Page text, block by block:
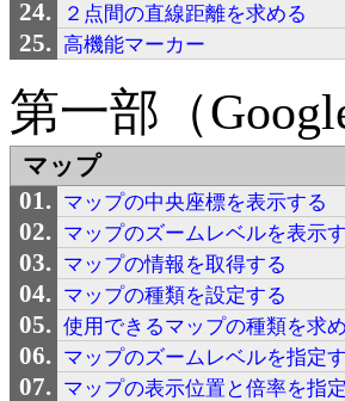
２点間の直線距離を求める
高機能マーカー
第一部（
マップ
マップの中央座標を表示する
マップのズームレベルを表示
マップの情報を取得する
マップの種類を設定する
使用できるマップの種類を求
マップのズームレベルを指定
マップの表示位置と倍率を指